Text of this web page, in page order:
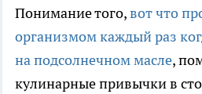
Понимание того,вот что
организмом каждый раз
на подсолнечном масле,
кулинарные привычки в